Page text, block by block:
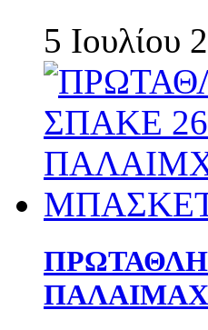
5 Ιουλίου